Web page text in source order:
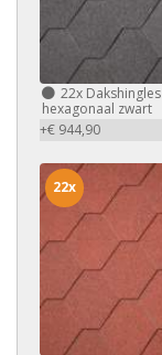
22x Dakshingles
hexagonaal zwart
+€ 944,90
22x